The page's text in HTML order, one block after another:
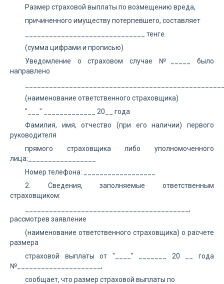
Размер страховой выплаты по возмещению вреда,
причиненного имуществу потерпевшего, составляет
______________________________ тенге.
(сумма цифрами и прописью)
Уведомление о страховом случае №_____ было
направлено
(наименование ответственного страховщика)
"___" _____________ 20__ года
Фамилия, имя, отчество (при его наличии) первого
руководителя
прямого страховщика либо уполномоченного
лица:_________________
Номер телефона: __________________
2. Сведения, заполняемые ответственным
страховщиком:
_________________________________________,
рассмотрев заявление
(наименование ответственного страховщика) о расчете
размера
страховой выплаты от "____" _______ 20 __ года
№_____________________,
сообщает, что размер страховой выплаты по